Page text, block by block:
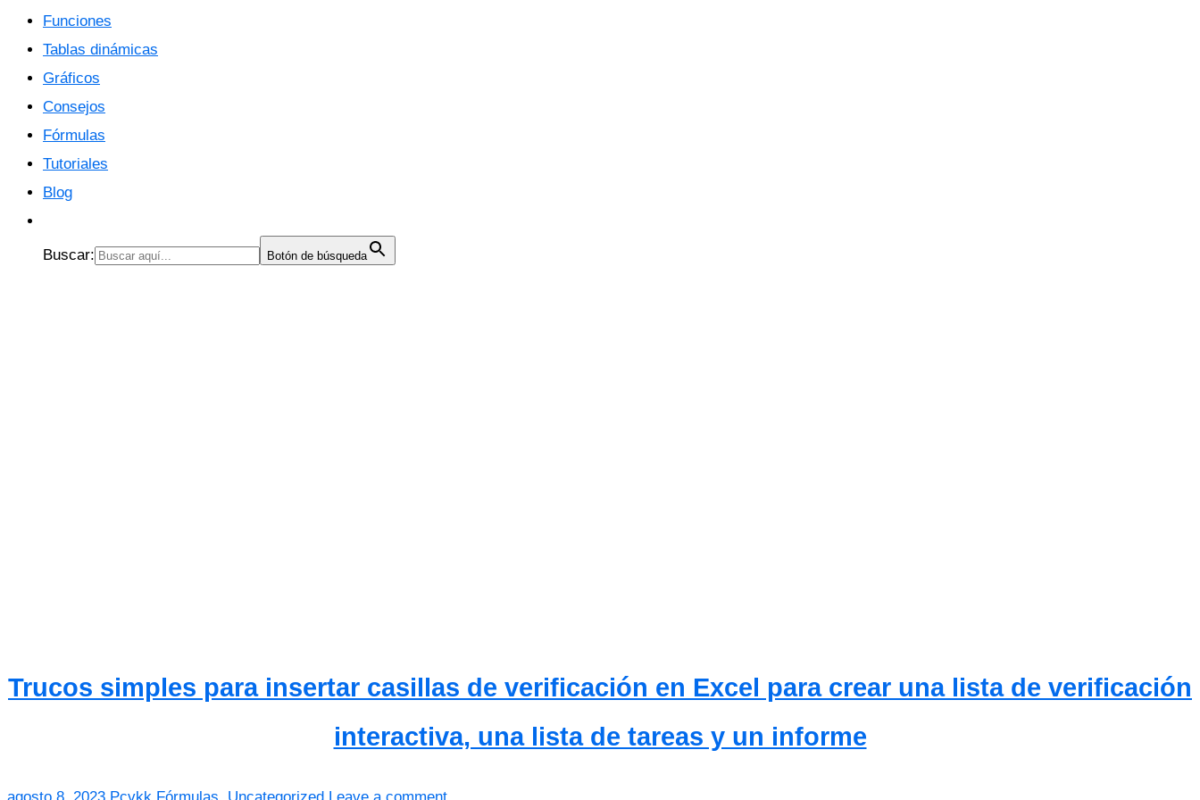
Funciones
Tablas dinámicas
Gráficos
Consejos
Fórmulas
Tutoriales
Blog
Buscar: Botón de búsqueda
Trucos simples para insertar casillas de verificación en Excel para crear una lista de verificación
interactiva, una lista de tareas y un informe